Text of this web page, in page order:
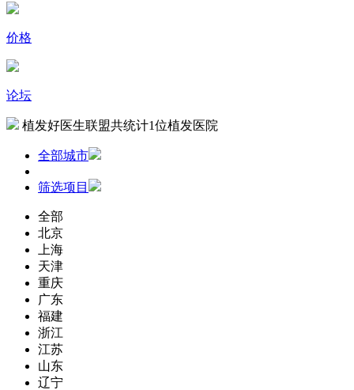
价格
论坛
植发好医生联盟共统计1位植发医院
全部城市
筛选项目
全部
北京
上海
天津
重庆
广东
福建
浙江
江苏
山东
辽宁